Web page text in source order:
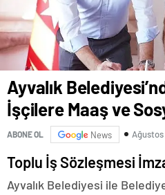
Ayvalık
İşçilere Maaş ve
ABONE OL News
Toplu İş Sözleşmesi
Ayvalık Belediyesi ile